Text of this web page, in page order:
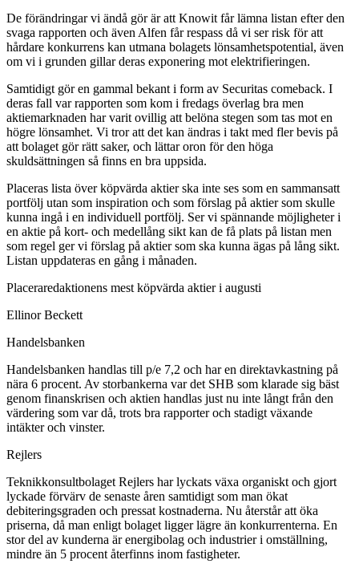
De förändringar vi ändå gör är att Knowit får lämna listan efter den
svaga rapporten och även Alfen får respass då vi ser risk för att
hårdare konkurrens kan utmana bolagets lönsamhetspotential, även
om vi i grunden gillar deras exponering mot elektrifieringen.
Samtidigt gör en gammal bekant i form av Securitas comeback. I
deras fall var rapporten som kom i fredags överlag bra men
aktiemarknaden har varit ovillig att belöna stegen som tas mot en
högre lönsamhet. Vi tror att det kan ändras i takt med fler bevis på
att bolaget gör rätt saker, och lättar oron för den höga
skuldsättningen så finns en bra uppsida.
Placeras lista över köpvärda aktier ska inte ses som en sammansatt
portfölj utan som inspiration och som förslag på aktier som skulle
kunna ingå i en individuell portfölj. Ser vi spännande möjligheter i
en aktie på kort- och medellång sikt kan de få plats på listan men
som regel ger vi förslag på aktier som ska kunna ägas på lång sikt.
Listan uppdateras en gång i månaden.
Placeraredaktionens mest köpvärda aktier i augusti
Ellinor Beckett
Handelsbanken
Handelsbanken handlas till p/e 7,2 och har en direktavkastning på
nära 6 procent. Av storbankerna var det SHB som klarade sig bäst
genom finanskrisen och aktien handlas just nu inte långt från den
värdering som var då, trots bra rapporter och stadigt växande
intäkter och vinster.
Rejlers
Teknikkonsultbolaget Rejlers har lyckats växa organiskt och gjort
lyckade förvärv de senaste åren samtidigt som man ökat
debiteringsgraden och pressat kostnaderna. Nu återstår att öka
priserna, då man enligt bolaget ligger lägre än konkurrenterna. En
stor del av kunderna är energibolag och industrier i omställning,
mindre än 5 procent återfinns inom fastigheter.